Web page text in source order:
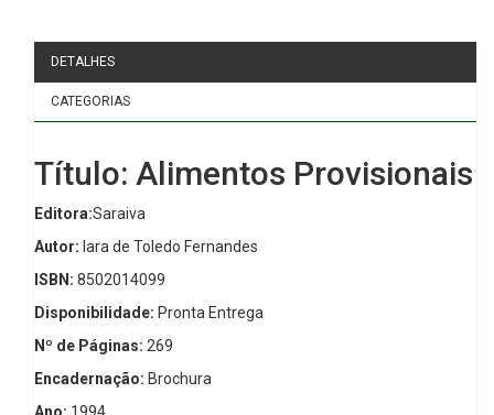
DETALHES
CATEGORIAS
Título: Alimentos Provisionais
Editora:Saraiva
Autor: Iara de Toledo Fernandes
ISBN: 8502014099
Disponibilidade: Pronta Entrega
Nº de Páginas: 269
Encadernação: Brochura